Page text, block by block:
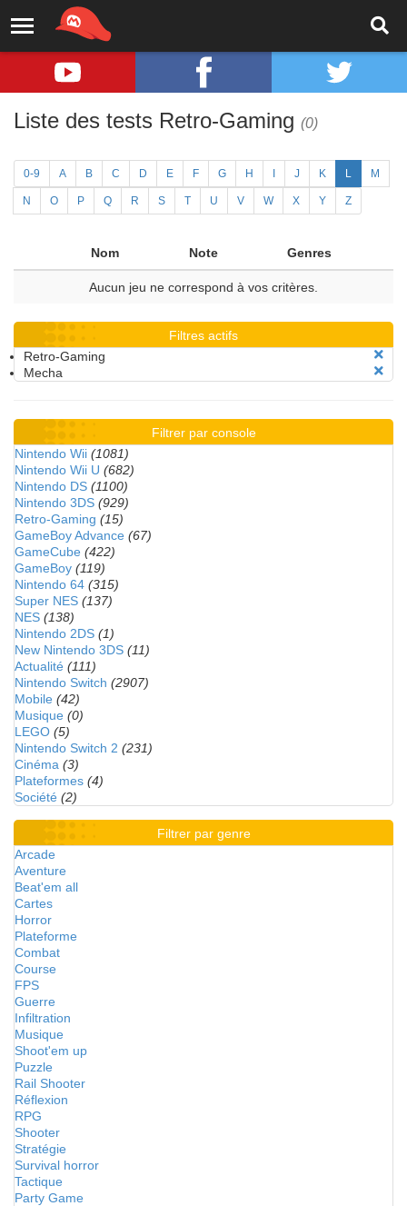
Liste des tests Retro-Gaming (0)
0-9 A B C D E F G H J K L M
N O P Q R S T U V W X Y Z
Nom Note Genres
Aucun jeu ne correspond à vos critères.
Filtres actifs
Retro-Gaming
Mecha
Filtrer par console
Nintendo Wii (1081)
Nintendo Wii U (682)
Nintendo DS (1100)
Nintendo 3DS (929)
Retro-Gaming (15)
GameBoy Advance (67)
GameCube (422)
GameBoy (119)
Nintendo 64 (315)
Super NES (137)
NES (138)
Nintendo 2DS (1)
New Nintendo 3DS (11)
Actualité (111)
Nintendo Switch (2907)
Mobile (42)
Musique (0)
LEGO (5)
Nintendo Switch 2 (231)
Cinéma (3)
Plateformes (4)
Société (2)
Filtrer par genre
Arcade
Aventure
Beat'em all
Cartes
Horror
Plateforme
Combat
Course
FPS
Guerre
Infiltration
Musique
Shoot'em up
Puzzle
Rail Shooter
Réflexion
RPG
Shooter
Stratégie
Survival horror
Tactique
Party Game